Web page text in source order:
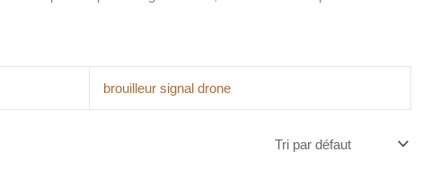
brouilleur signal drone